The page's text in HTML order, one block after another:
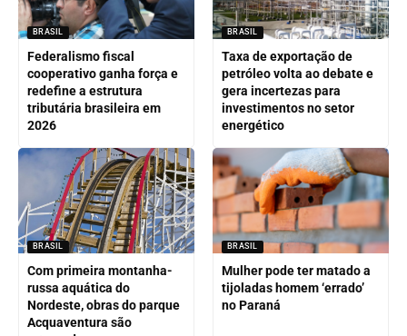
BRASIL
Federalismo fiscal
cooperativo ganha força e
redefine a estrutura
tributária brasileira em
2026
BRASIL
Taxa de exportação de
petróleo volta ao debate e
gera incertezas para
investimentos no setor
energético
BRASIL
Com primeira montanha-
russa aquática do
Nordeste, obras do parque
Acquaventura são
BRASIL
Mulher pode ter matado a
tijoladas homem ‘errado’
no Paraná